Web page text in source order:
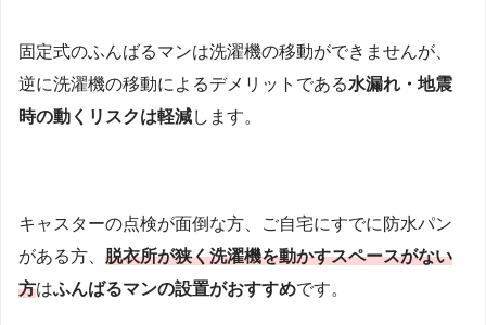
固定式のふんばるマンは洗濯機の移動ができませんが、
逆に洗濯機の移動によるデメリットである水漏れ・地震
時の動くリスクは軽減します。
キャスターの点検が面倒な方、ご自宅にすでに防水パン
がある方、 脱衣所が狭く洗濯機を動かすスペースがない
方はふんばるマンの設置がおすすめです。